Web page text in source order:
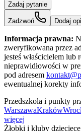
Zadaj pytanie
Zadzwoń Dodaj
Informacja prawna:
zweryfikowana przez
jesteś właścicielem lub
nieprawidłowości w
pod adresem
ewentualnej korekty
Przedszkola i punkty
WarszawaKraków
więcej
Żłobki i kluby